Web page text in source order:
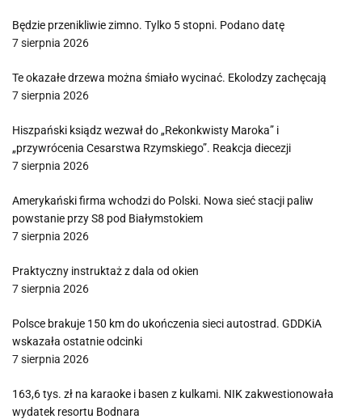
Będzie przenikliwie zimno. Tylko 5 stopni. Podano datę
7 sierpnia 2026
Te okazałe drzewa można śmiało wycinać. Ekolodzy zachęcają
7 sierpnia 2026
Hiszpański ksiądz wezwał do „Rekonkwisty Maroka” i
„przywrócenia Cesarstwa Rzymskiego”. Reakcja diecezji
7 sierpnia 2026
Amerykański firma wchodzi do Polski. Nowa sieć stacji paliw
powstanie przy S8 pod Białymstokiem
7 sierpnia 2026
Praktyczny instruktaż z dala od okien
7 sierpnia 2026
Polsce brakuje 150 km do ukończenia sieci autostrad. GDDKiA
wskazała ostatnie odcinki
7 sierpnia 2026
163,6 tys. zł na karaoke i basen z kulkami. NIK zakwestionowała
wydatek resortu Bodnara